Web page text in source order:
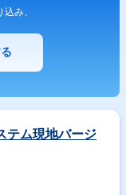
み、
テム現地バージ